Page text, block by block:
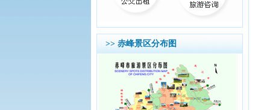
>> 赤峰景区分布图